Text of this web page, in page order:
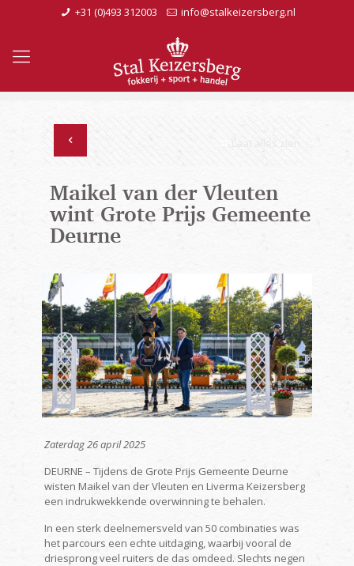
+31 (0)493 312003 info@stalkeizersberg.nl
Maikel van der Vleuten
wint Grote Prijs Gemeente
Deurne
Zaterdag 26 april 2025
DEURNE – Tijdens de Grote Prijs Gemeente Deurne
wisten Maikel van der Vleuten en Liverma Keizersberg
een indrukwekkende overwinning te behalen.
In een sterk deelnemersveld van 50 combinaties was
het parcours een echte uitdaging, waarbij vooral de
driesprong veel ruiters de das omdeed. Slechts negen